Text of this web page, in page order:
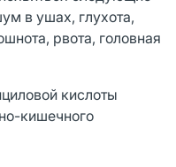
в ушах, глухота,
рвота, головная
кислоты
кишечного